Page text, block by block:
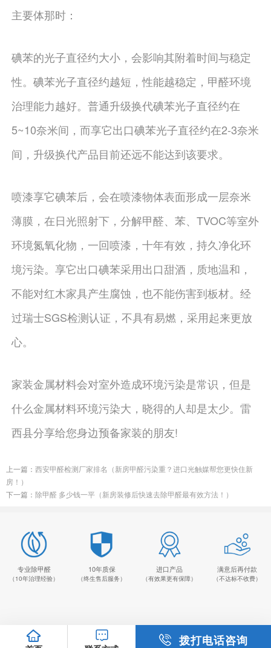
主要体那时：
碘苯的光子直径约大小，会影响其附着时间与稳定
性。碘苯光子直径约越短，性能越稳定，甲醛环境
治理能力越好。普通升级换代碘苯光子直径约在
5~10奈米间，而享它出口碘苯光子直径约在2-3奈米
间，升级换代产品目前还远不能达到该要求。
喷漆享它碘苯后，会在喷漆物体表面形成一层奈米
薄膜，在日光照射下，分解甲醛、苯、TVOC等室外
环境氮氧化物，一回喷漆，十年有效，持久净化环
境污染。享它出口碘苯采用出口甜酒，质地温和，
不能对红木家具产生腐蚀，也不能伤害到板材。经
过瑞士SGS检测认证，不具有易燃，采用起来更放
心。
家装金属材料会对室外造成环境污染是常识，但是
什么金属材料环境污染大，晓得的人却是太少。雷
西县分享给您身边预备家装的朋友!
上一篇： 西安甲醛检测厂家排名（新房甲醛污染重？进口光触媒帮您更快住新
房！）
下一篇： 除甲醛 多少钱一平（新房装修后快速去除甲醛最有效方法！）
专业除甲醛
（10年治理经验）
10年质保
（终生售后服务）
进口产品
（有效果更有保障）
满意后再付款
（不达标不收费）
拨打电话咨询